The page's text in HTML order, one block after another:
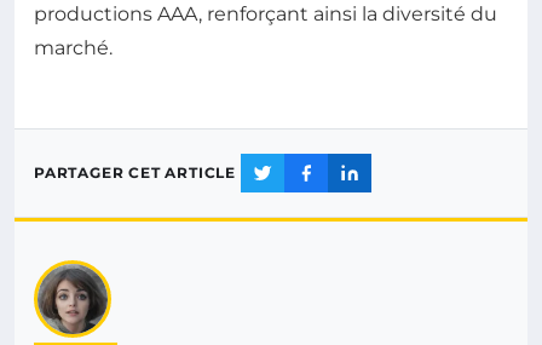
productions AAA, renforçant ainsi la diversité du
marché.
PARTAGER CET ARTICLE